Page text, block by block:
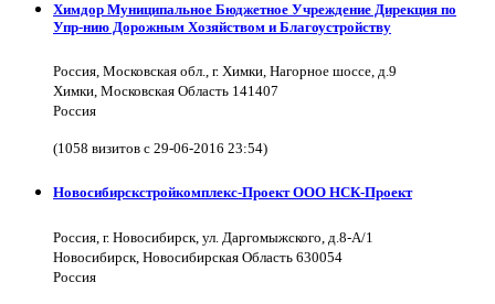
Химдор Муниципальное Бюджетное Учреждение Дирекция по
Упр-нию Дорожным Хозяйством и Благоустройству
Россия, Московская обл., г. Химки, Нагорное шоссе, д.9
Химки, Московская Область 141407
Россия
(1058 визитов с 29-06-2016 23:54)
Новосибирскстройкомплекс-Проект ООО НСК-Проект
Россия, г. Новосибирск, ул. Даргомыжского, д.8-А/1
Новосибирск, Новосибирская Область 630054
Россия